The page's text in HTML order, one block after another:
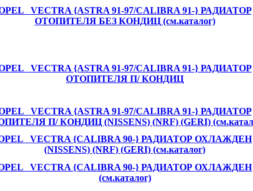
VECTRA {ASTRA 91-97/CALIBRA 91-} РАДИАТОР
ОТОПИТЕЛЯ БЕЗ КОНДИЦ (см.каталог)
VECTRA {ASTRA 91-97/CALIBRA 91-} РАДИАТОР
ОТОПИТЕЛЯ П/ КОНДИЦ
VECTRA {ASTRA 91-97/CALIBRA 91-} РАДИАТОР
П/ КОНДИЦ (NISSENS) (NRF) (GERI)
VECTRA {CALIBRA 90-} РАДИАТОР ОХЛАЖДЕН
(NISSENS) (NRF) (GERI) (см.каталог)
VECTRA {CALIBRA 90-} РАДИАТОР ОХЛАЖДЕН
(см.каталог)